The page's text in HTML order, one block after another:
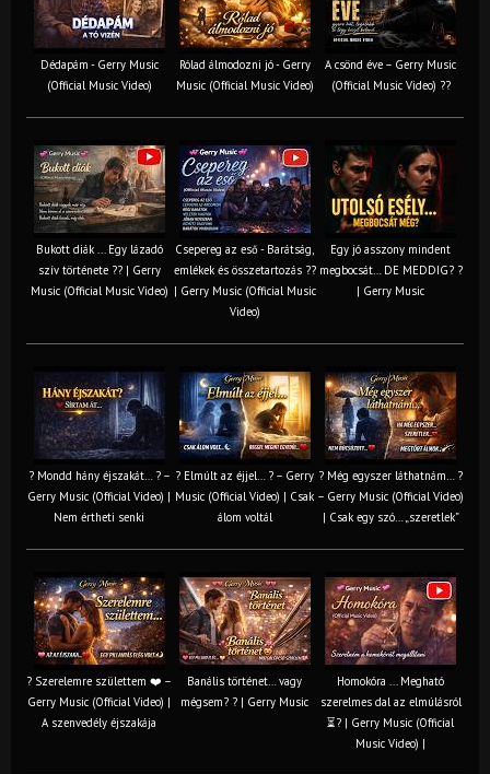
Dédapám - Gerry Music
(Official Music Video)
Rólad álmodozni jó - Gerry
Music (Official Music Video)
A csönd éve – Gerry Music
(Official Music Video) ??
Bukott diák ... Egy lázadó
szív története ?? | Gerry
Music (Official Music Video)
Csepereg az eső - Barátság,
emlékek és összetartozás ?️?
| Gerry Music (Official Music
Video)
Egy jó asszony mindent
megbocsát… DE MEDDIG? ?
| Gerry Music
? Mondd hány éjszakát… ? –
Gerry Music (Official Video) |
Nem értheti senki
? Elmúlt az éjjel… ? – Gerry
Music (Official Video) | Csak
álom voltál
? Még egyszer láthatnám… ?
– Gerry Music (Official Video)
| Csak egy szó… „szeretlek”
? Szerelemre születtem ❤️ –
Gerry Music (Official Video) |
A szenvedély éjszakája
Banális történet… vagy
mégsem? ? | Gerry Music
Homokóra ... Megható
szerelmes dal az elmúlásról
⏳? | Gerry Music (Official
Music Video) |